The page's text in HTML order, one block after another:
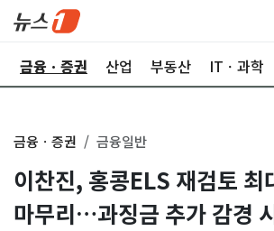
금융ㆍ증권 산업 부동산 ITㆍ과학
금융ㆍ증권 금융일반
이찬진, 홍콩ELS 재검토 최
마무리…과징금 추가 감경